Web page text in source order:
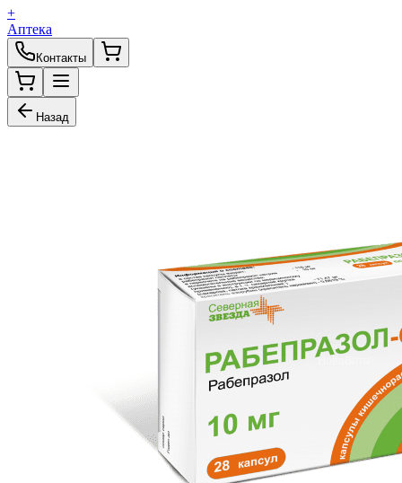
+
Аптека
Контакты
Назад